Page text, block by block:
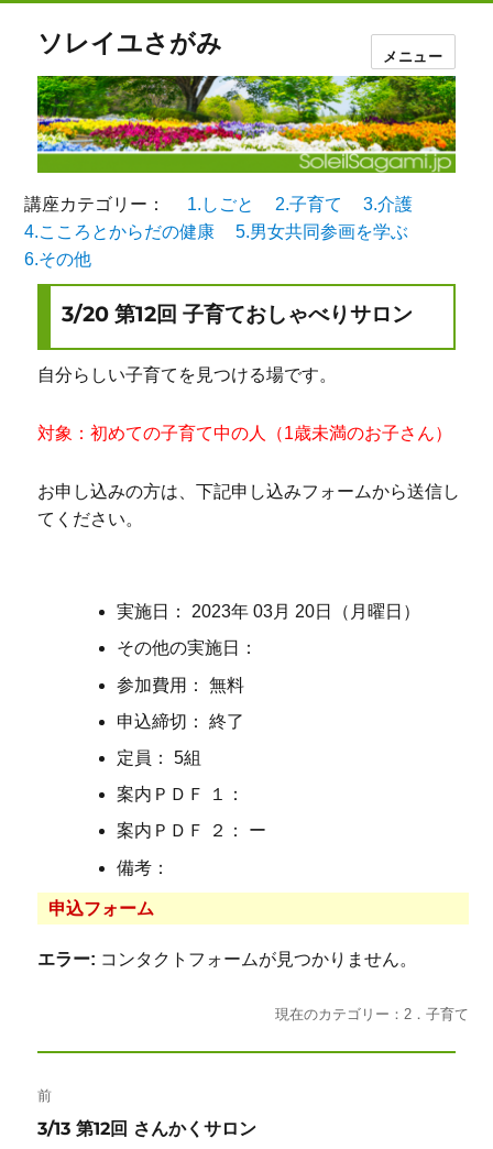
ソレイユさがみ メニュー
講座カテゴリー： 1.しごと 2.子育て
3.介護
4.こころとからだの健康
5.男女共同参画を学ぶ
6.その他
3/20 第12回 子育ておしゃべりサロン
自分らしい子育てを見つける場です。
対象：初めての子育て中の人（1歳未満のお子さん）
お申し込みの方は、下記申し込みフォームから送信し
てください。
実施日： 2023年 03月 20日（月曜日）
その他の実施日：
参加費用： 無料
申込締切： 終了
定員： 5組
案内ＰＤＦ １：
案内ＰＤＦ ２： ー
備考：
申込フォーム
エラー: コンタクトフォームが見つかりません。
現在のカテゴリー：2．子育て
稿
前
前
3/13 第12回 さんかくサロン